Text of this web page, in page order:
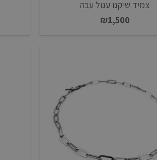
צמיד שיקגו עגול עבה
₪1,500